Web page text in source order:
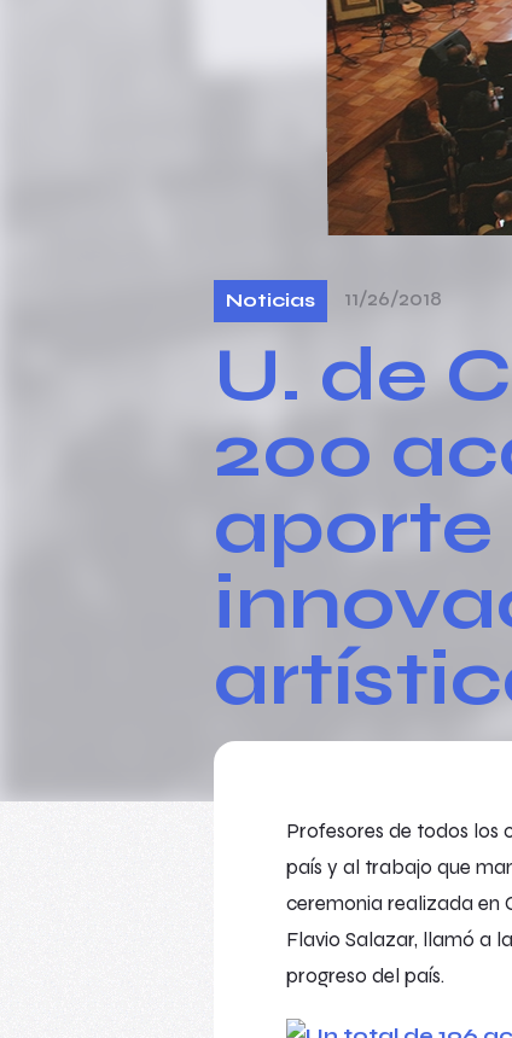
Noticias 11/26/2018
U. de
200
aporte
Profesores de todos los
país y al trabajo que
ceremonia realizada en
Flavio Salazar, llamó a
progreso del país.